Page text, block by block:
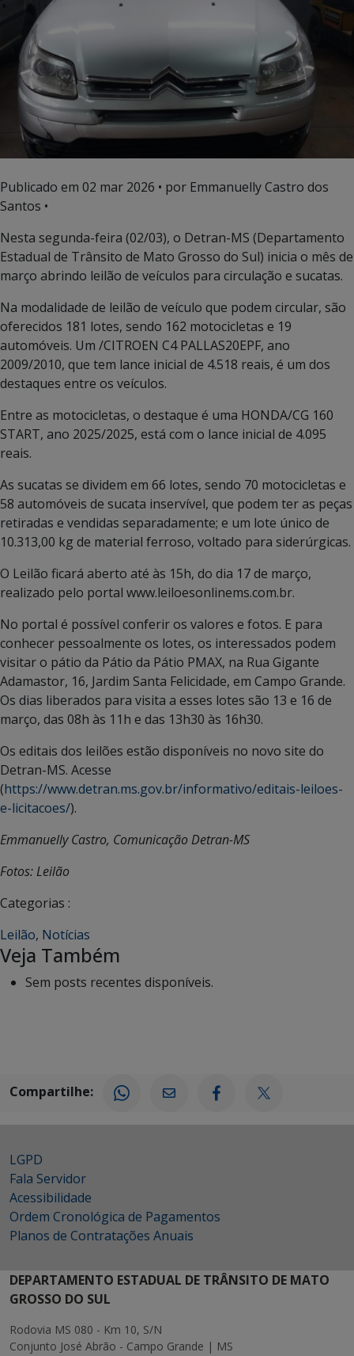
Publicado em 02 mar 2026 • por Emmanuelly Castro dos
Santos •
Nesta segunda-feira (02/03), o Detran-MS (Departamento
Estadual de Trânsito de Mato Grosso do Sul) inicia o mês de
março abrindo leilão de veículos para circulação e sucatas.
Na modalidade de leilão de veículo que podem circular, são
oferecidos 181 lotes, sendo 162 motocicletas e 19
automóveis. Um /CITROEN C4 PALLAS20EPF, ano
2009/2010, que tem lance inicial de 4.518 reais, é um dos
destaques entre os veículos.
Entre as motocicletas, o destaque é uma HONDA/CG 160
START, ano 2025/2025, está com o lance inicial de 4.095
reais.
As sucatas se dividem em 66 lotes, sendo 70 motocicletas e
58 automóveis de sucata inservível, que podem ter as peças
retiradas e vendidas separadamente; e um lote único de
10.313,00 kg de material ferroso, voltado para siderúrgicas.
O Leilão ficará aberto até às 15h, do dia 17 de março,
realizado pelo portal www.leiloesonlinems.com.br.
No portal é possível conferir os valores e fotos. E para
conhecer pessoalmente os lotes, os interessados podem
visitar o pátio da Pátio da Pátio PMAX, na Rua Gigante
Adamastor, 16, Jardim Santa Felicidade, em Campo Grande.
Os dias liberados para visita a esses lotes são 13 e 16 de
março, das 08h às 11h e das 13h30 às 16h30.
Os editais dos leilões estão disponíveis no novo site do
Detran-MS. Acesse
(https://www.detran.ms.gov.br/informativo/editais-leiloes-
e-licitacoes/).
Emmanuelly Castro, Comunicação Detran-MS
Fotos: Leilão
Categorias :
Leilão, Notícias
Veja Também
Sem posts recentes disponíveis.
Compartilhe:
LGPD
Fala Servidor
Acessibilidade
Ordem Cronológica de Pagamentos
Planos de Contratações Anuais
DEPARTAMENTO ESTADUAL DE TRÂNSITO DE MATO
GROSSO DO SUL
Rodovia MS 080 - Km 10, S/N
Conjunto José Abrão - Campo Grande | MS